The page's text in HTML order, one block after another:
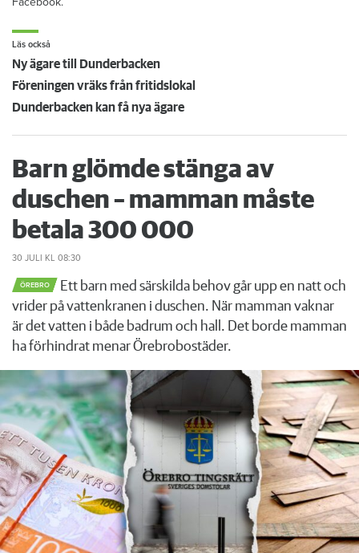
Läs också
Ny ägare till Dunderbacken
Föreningen vräks från fritidslokal
Dunderbacken kan få nya ägare
Barn glömde stänga av
duschen – mamman måste
betala 300 000
30 JULI KL 08:30
ÖREBRO
Ett barn med särskilda behov går upp en natt och
vrider på vattenkranen i duschen. När mamman vaknar
är det vatten i både badrum och hall. Det borde mamman
ha förhindrat menar Örebrobostäder.